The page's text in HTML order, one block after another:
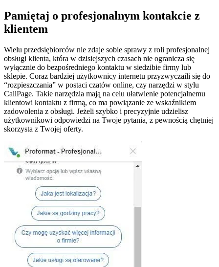
Pamiętaj o profesjonalnym kontakcie z
klientem
Wielu przedsiębiorców nie zdaje sobie sprawy z roli profesjonalnej
obsługi klienta, która w dzisiejszych czasach nie ogranicza się
wyłącznie do bezpośredniego kontaktu w siedzibie firmy lub
sklepie. Coraz bardziej użytkownicy internetu przyzwyczaili się do
“rozpieszczania” w postaci czatów online, czy narzędzi w stylu
CallPage. Takie narzędzia mają na celu ułatwienie potencjalnemu
klientowi kontaktu z firmą, co ma powiązanie ze wskaźnikiem
zadowolenia z obsługi. Jeżeli szybko i precyzyjnie udzielisz
użytkownikowi odpowiedzi na Twoje pytania, z pewnością chętniej
skorzysta z Twojej oferty.